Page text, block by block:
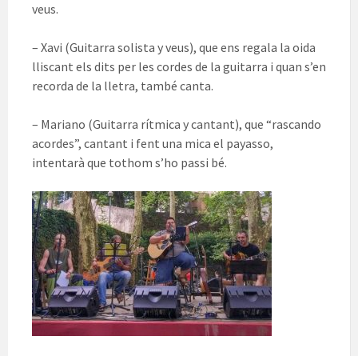
veus.
– Xavi (Guitarra solista y veus), que ens regala la oida
lliscant els dits per les cordes de la guitarra i quan s’en
recorda de la lletra, també canta.
– Mariano (Guitarra rítmica y cantant), que “rascando
acordes”, cantant i fent una mica el payasso,
intentarà que tothom s’ho passi bé.